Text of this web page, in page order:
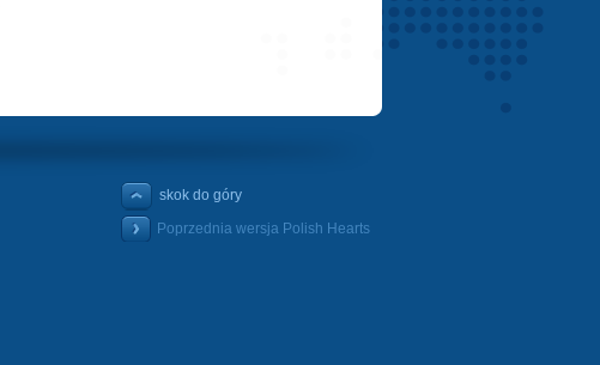
skok do góry
Poprzednia wersja Polish Hearts